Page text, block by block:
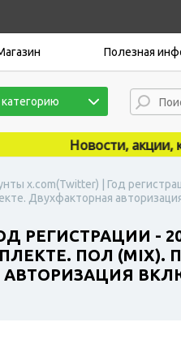
Полезная
Новости, акции,
x.com(Twitter) | Год
Двухфакторная
РЕГИСТРАЦИИ
ПОЛ